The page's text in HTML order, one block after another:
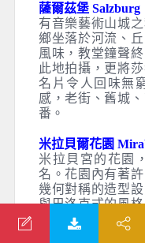
薩爾茲堡 Salzburg
有音樂藝術山城
鄉坐落於河流、
風味，教堂鐘聲
此地拍攝，更將
名片令人回味無
感，老街、舊城
番。
米拉貝爾花園
米拉貝宮的花園
名。花園內有著
幾何對稱的造型
與巴洛克式的風
中央噴泉旁的四
水四種元素。是